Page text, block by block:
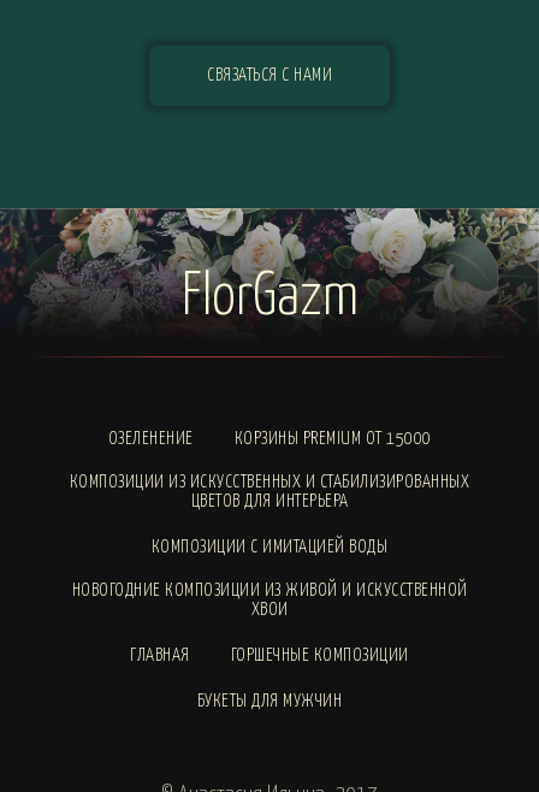
СВЯЗАТЬСЯ С НАМИ
FlorGazm
ОЗЕЛЕНЕНИЕ КОРЗИНЫ PREMIUM ОТ 15000
КОМПОЗИЦИИ ИЗ ИСКУССТВЕННЫХ И СТАБИЛИЗИРОВАННЫХ
ЦВЕТОВ ДЛЯ ИНТЕРЬЕРА
КОМПОЗИЦИИ С ИМИТАЦИЕЙ ВОДЫ
НОВОГОДНИЕ КОМПОЗИЦИИ ИЗ ЖИВОЙ И ИСКУССТВЕННОЙ
ХВОИ
ГЛАВНАЯ ГОРШЕЧНЫЕ КОМПОЗИЦИИ
БУКЕТЫ ДЛЯ МУЖЧИН